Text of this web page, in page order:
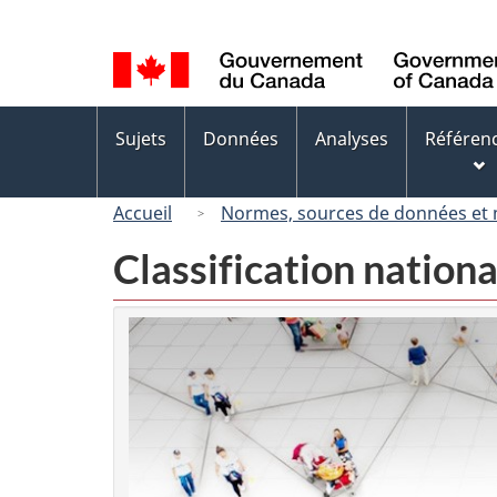
de
la
langue
des
Sujets Données Analyses
Accueil Normes, sources de données et
Classification